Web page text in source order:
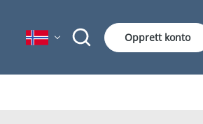
Opprett konto